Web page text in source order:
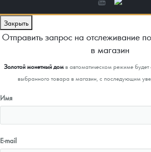
Закрыть
Отправить запрос на отслеживание
в магазин
Золотой монетный домв автоматическом режиме будет
выбранного товара в магазин, с последующим
Имя
E-mail